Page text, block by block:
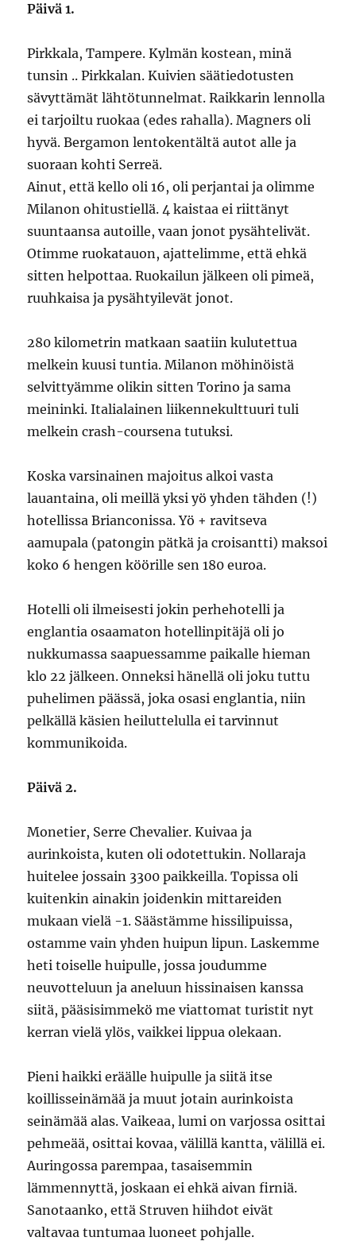
Päivä 1.
Pirkkala, Tampere. Kylmän kostean, minä
tunsin .. Pirkkalan. Kuivien säätiedotusten
sävyttämät lähtötunnelmat. Raikkarin lennolla
ei tarjoiltu ruokaa (edes rahalla). Magners oli
hyvä. Bergamon lentokentältä autot alle ja
suoraan kohti Serreä.
Ainut, että kello oli 16, oli perjantai ja olimme
Milanon ohitustiellä. 4 kaistaa ei riittänyt
suuntaansa autoille, vaan jonot pysähtelivät.
Otimme ruokatauon, ajattelimme, että ehkä
sitten helpottaa. Ruokailun jälkeen oli pimeä,
ruuhkaisa ja pysähtyilevät jonot.
280 kilometrin matkaan saatiin kulutettua
melkein kuusi tuntia. Milanon möhinöistä
selvittyämme olikin sitten Torino ja sama
meininki. Italialainen liikennekulttuuri tuli
melkein crash-coursena tutuksi.
Koska varsinainen majoitus alkoi vasta
lauantaina, oli meillä yksi yö yhden tähden (!)
hotellissa Brianconissa. Yö + ravitseva
aamupala (patongin pätkä ja croisantti) maksoi
koko 6 hengen köörille sen 180 euroa.
Hotelli oli ilmeisesti jokin perhehotelli ja
englantia osaamaton hotellinpitäjä oli jo
nukkumassa saapuessamme paikalle hieman
klo 22 jälkeen. Onneksi hänellä oli joku tuttu
puhelimen päässä, joka osasi englantia, niin
pelkällä käsien heiluttelulla ei tarvinnut
kommunikoida.
Päivä 2.
Monetier, Serre Chevalier. Kuivaa ja
aurinkoista, kuten oli odotettukin. Nollaraja
huitelee jossain 3300 paikkeilla. Topissa oli
kuitenkin ainakin joidenkin mittareiden
mukaan vielä -1. Säästämme hissilipuissa,
ostamme vain yhden huipun lipun. Laskemme
heti toiselle huipulle, jossa joudumme
neuvotteluun ja aneluun hissinaisen kanssa
siitä, pääsisimmekö me viattomat turistit nyt
kerran vielä ylös, vaikkei lippua olekaan.
Pieni haikki eräälle huipulle ja siitä itse
koillisseinämää ja muut jotain aurinkoista
seinämää alas. Vaikeaa, lumi on varjossa osittai
pehmeää, osittai kovaa, välillä kantta, välillä ei.
Auringossa parempaa, tasaisemmin
lämmennyttä, joskaan ei ehkä aivan firniä.
Sanotaanko, että Struven hiihdot eivät
valtavaa tuntumaa luoneet pohjalle.